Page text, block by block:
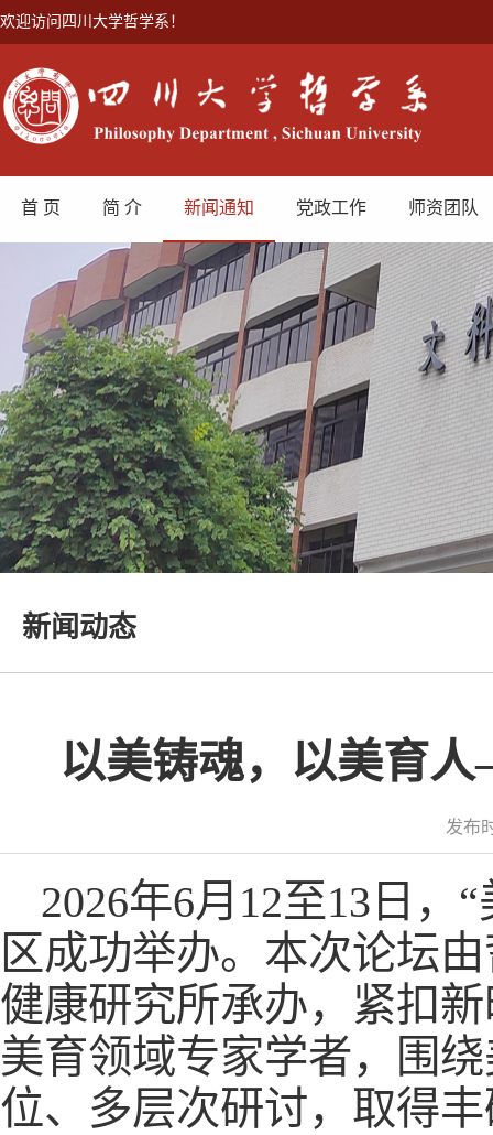
欢迎访问四川大学哲学系！
首 页 简 介 新闻通知 党政工作 师资团队
新闻动态
以美铸魂，以美育
发布
2026年6月12至13日，
区成功举办。本次论坛
健康研究所承办，紧扣
美育领域专家学者，围
位、多层次研讨，取得